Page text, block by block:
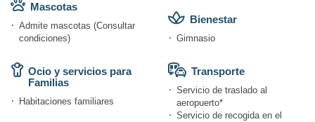
Mascotas
Admite mascotas (Consultar
condiciones)
Ocio y servicios para
Familias
Habitaciones familiares
Bienestar
Gimnasio
Transporte
Servicio de traslado al
aeropuerto*
Servicio de recogida en el